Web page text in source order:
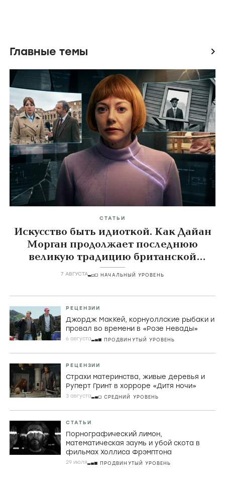
Главные темы icon
СТАТЬИ
Искусство быть идиоткой. Как Дайан
Морган продолжает последнюю
великую традицию британской
комедии
7 АВГУСТА НАЧАЛЬНЫЙ УРОВЕНЬ
РЕЦЕНЗИИ
Джордж МакКей, корнуоллские рыбаки и
провал во времени в «Розе Невады»
6 августа ПРОДВИНУТЫЙ УРОВЕНЬ
РЕЦЕНЗИИ
Страхи материнства, живые деревья и
Руперт Гринт в хорроре «Дитя ночи»
3 августа СРЕДНИЙ УРОВЕНЬ
СТАТЬИ
Порнографический лимон,
математическая заумь и убой скота в
фильмах Холлиса Фрэмптона
29 июля ПРОДВИНУТЫЙ УРОВЕНЬ